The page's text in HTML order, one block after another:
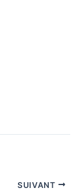
SUIVANT